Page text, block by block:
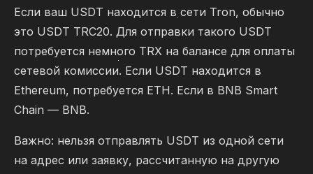
Если ваш USDT находится в сети Tron, обычно
это USDT TRC20. Для отправки такого USDT
потребуется немного TRX на балансе для оплаты
сетевой комиссии. Если USDT находится в
Ethereum, потребуется ETH. Если в BNB Smart
Chain — BNB.
Важно: нельзя отправлять USDT из одной сети
на адрес или заявку, рассчитанную на другую